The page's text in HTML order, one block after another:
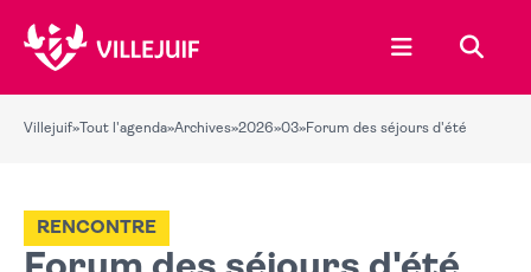
Ouvrir le
Villejuif» Tout l'agenda»Archives»2026»03»Forum des séjours d'été
RENCONTRE